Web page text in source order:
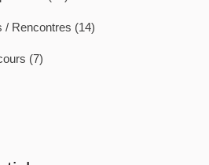
/ Rencontres (14)
(7)